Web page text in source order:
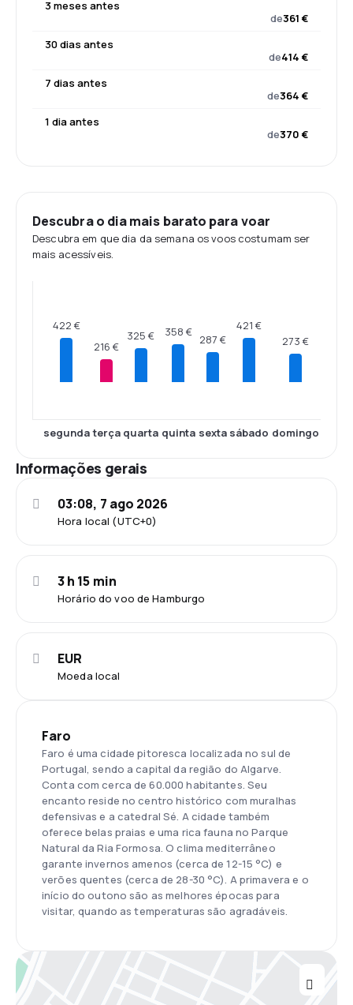
3 meses antes
de361 €
30 dias antes
de414 €
7 dias antes
de364 €
1 dia antes
de370 €
Descubra o dia mais barato para voar
Descubra em que dia da semana os voos costumam ser
mais acessíveis.
422 €
segunda
216 €
terça
325 €
quarta
358 €
quinta
287 €
sexta
421 €
sábado
273 €
domingo
Informações gerais
Hora local (UTC+0)
03:08, 7 ago 2026
Horário do voo de Hamburgo
3 h 15 min
Moeda local
EUR
Faro
Faro é uma cidade pitoresca localizada no sul de
Portugal, sendo a capital da região do Algarve.
Conta com cerca de 60.000 habitantes. Seu
encanto reside no centro histórico com muralhas
defensivas e a catedral Sé. A cidade também
oferece belas praias e uma rica fauna no Parque
Natural da Ria Formosa. O clima mediterrâneo
garante invernos amenos (cerca de 12-15 °C) e
verões quentes (cerca de 28-30 °C). A primavera e o
início do outono são as melhores épocas para
visitar, quando as temperaturas são agradáveis.